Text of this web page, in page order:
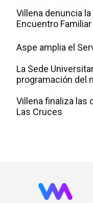
Villena denuncia
Encuentro
Aspe amplia el
La Sede
programación del
Villena finaliza las
Las Cruces